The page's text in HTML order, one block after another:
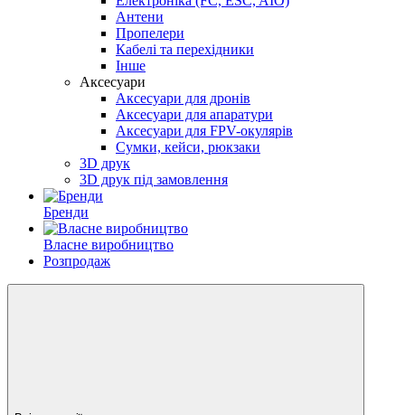
Антени
Пропелери
Кабелі та перехідники
Інше
Аксесуари
Аксесуари для дронів
Аксесуари для апаратури
Аксесуари для FPV-окулярів
Сумки, кейси, рюкзаки
3D друк
3D друк під замовлення
Бренди
Власне виробництво
Розпродаж